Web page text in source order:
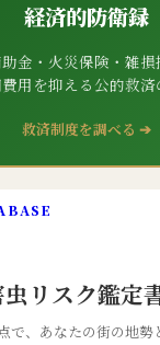
経済的防衛録
金・火災保険・雑損
用を抑える公的救済
救済制度を調べる ➔
リスク鑑定
で、あなたの街の地